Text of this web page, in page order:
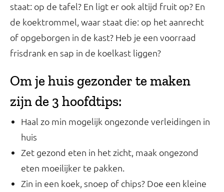
staat: op de tafel? En ligt er ook altijd fruit op? En
de koektrommel, waar staat die: op het aanrecht
of opgeborgen in de kast? Heb je een voorraad
frisdrank en sap in de koelkast liggen?
Om je huis gezonder te maken
zijn de 3 hoofdtips:
Haal zo min mogelijk ongezonde verleidingen in
huis
Zet gezond eten in het zicht, maak ongezond
eten moeilijker te pakken.
Zin in een koek, snoep of chips? Doe een kleine